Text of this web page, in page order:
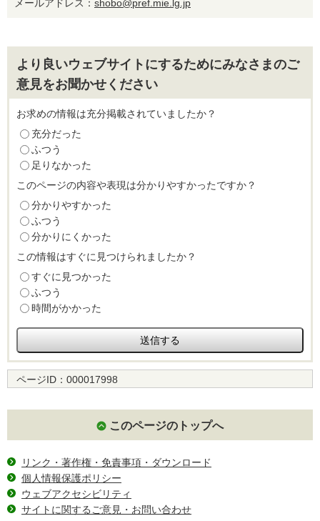
メールアドレス： shobo@pref.mie.lg.jp
より良いウェブサイトにするためにみなさまのご
意見をお聞かせください
お求めの情報は充分掲載されていましたか？
充分だった
ふつう
足りなかった
このページの内容や表現は分かりやすかったですか？
分かりやすかった
ふつう
分かりにくかった
この情報はすぐに見つけられましたか？
すぐに見つかった
ふつう
時間がかかった
ページID： 000017998
このページのトップへ
リンク・著作権・免責事項・ダウンロード
個人情報保護ポリシー
ウェブアクセシビリティ
サイトに関するご意見・お問い合わせ